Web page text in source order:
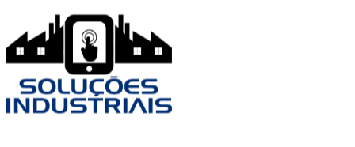
facilidade de instalação:
permite uma instalação rápida e
descomplicada, reduzindo o tempo de
inatividade das máquinas durante a
manutenção.
alta resistência a cargas: